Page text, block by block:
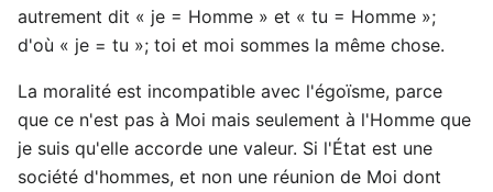
autrement dit « je = Homme » et « tu = Homme »;
d'où « je = tu »; toi et moi sommes la même chose.
La moralité est incompatible avec l'égoïsme, parce
que ce n'est pas à Moi mais seulement à l'Homme que
je suis qu'elle accorde une valeur. Si l'État est une
société d'hommes, et non une réunion de Moi dont